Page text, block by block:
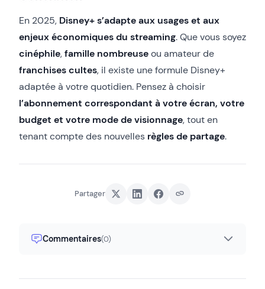
En 2025, Disney+ s’adapte aux usages et aux
enjeux économiques du streaming. Que vous soyez
cinéphile,famille nombreuseou amateur de
franchises cultes, il existe une formule Disney+
adaptée à votre quotidien. Pensez à choisir
l’abonnement correspondant à votre écran, votre
budget et votre mode de visionnage, tout en
tenant compte des nouvelles règles de partage.
Partager
Commentaires(0)